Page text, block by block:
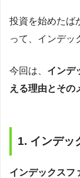
投資を始めたば
って、インデッ
今回は、 インデ
える理由とその
1. インデッ
インデックスフ